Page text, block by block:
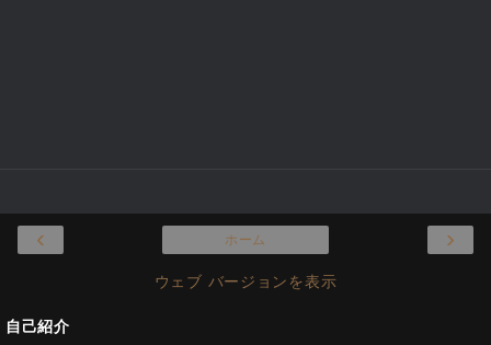
‹ ›
ホーム
ウェブ バージョンを表示
自己紹介